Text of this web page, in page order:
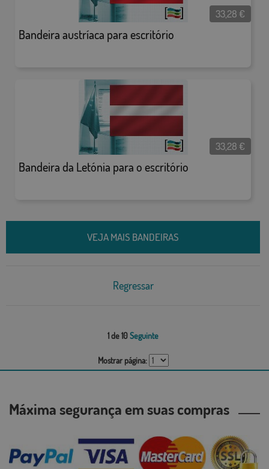
Bandeira austríaca para escritório
33,28 €
Bandeira da Letónia para o escritório
33,28 €
VEJA MAIS BANDEIRAS
Regressar
1 de 10Seguinte
Mostrar página:
Máxima segurança em suas compras